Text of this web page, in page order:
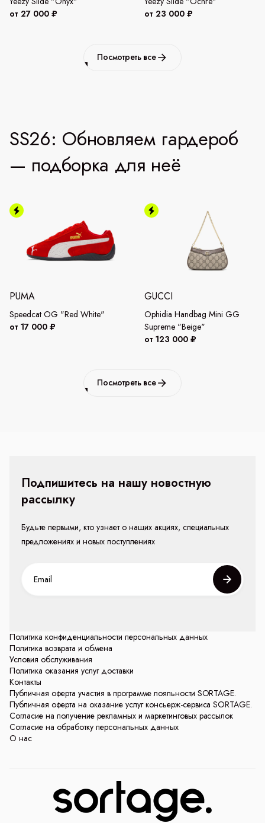
от 27 000 ₽
от 23 000 ₽
Посмотреть все
SS26: Обновляем гардероб
— подборка для неё
PUMA
Speedcat OG "Red White"
от 17 000 ₽
GUCCI
Ophidia Handbag Mini GG
Supreme "Beige"
от 123 000 ₽
Посмотреть все
Политика конфиденциальности персональных данных
Политика возврата и обмена
Условия обслуживания
Политика оказания услуг доставки
Контакты
Публичная оферта участия в программе лояльности SORTAGE.
Публичная оферта на оказание услуг консьерж-сервиса SORTAGE.
Согласие на получение рекламных и маркетинговых рассылок
Согласие на обработку персональных данных
О нас
Подпишитесь на нашу новостную
рассылку
Будьте первыми, кто узнает о наших акциях, специальных
предложениях и новых поступлениях